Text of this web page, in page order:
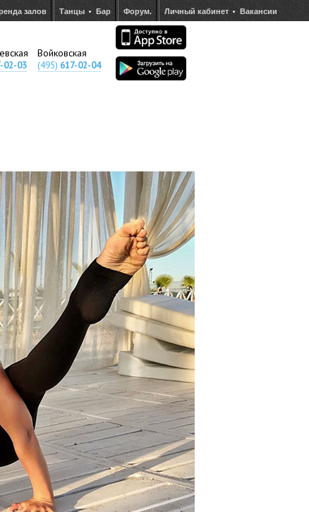
залов Танцы Бар Форум. Личный кабинет Вакансии
Войковская
02-03 (495) 617-02-04